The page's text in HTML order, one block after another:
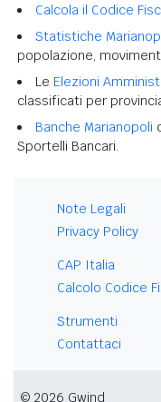
Calcola il Codice
Statistiche
popolazione,
Le Elezioni
classificati per
Banche Marianopoli
Sportelli Bancari.
Note Legali
Privacy Policy
CAP Italia
Calcolo Codice
Strumenti
Contattaci
© 2026 Gwind